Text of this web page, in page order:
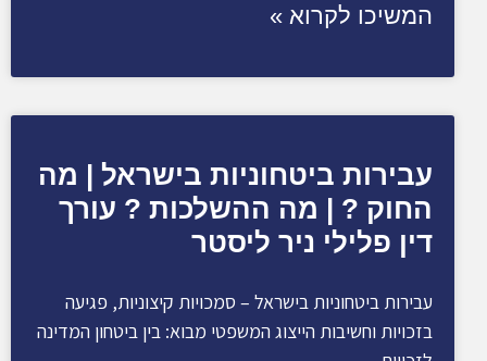
המשיכו לקרוא »
עבירות ביטחוניות בישראל | מה
החוק ? | מה ההשלכות ? עורך
דין פלילי ניר ליסטר
עבירות ביטחוניות בישראל – סמכויות קיצוניות, פגיעה
בזכויות וחשיבות הייצוג המשפטי מבוא: בין ביטחון המדינה